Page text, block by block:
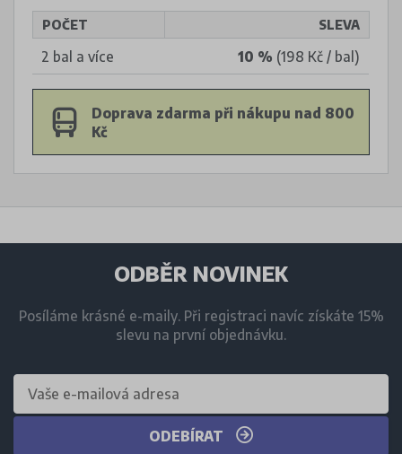
POČET SLEVA
2 bal a více 10 % (198 Kč / bal)
Doprava zdarma při nákupu nad 800
Kč
ODBĚR NOVINEK
Posíláme krásné e-maily. Při registraci navíc získáte 15%
slevu na první objednávku.
ODEBÍRAT